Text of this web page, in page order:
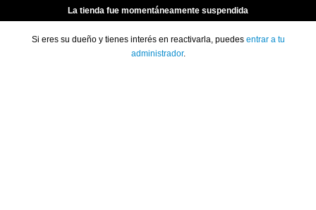
La tienda fue momentáneamente suspendida
Si eres su dueño y tienes interés en reactivarla, puedes entrar a tu
administrador.